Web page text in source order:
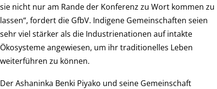
sie nicht nur am Rande der Konferenz zu Wort kommen zu
lassen“, fordert die GfbV. Indigene Gemeinschaften seien
sehr viel stärker als die Industrienationen auf intakte
Ökosysteme angewiesen, um ihr traditionelles Leben
weiterführen zu können.
Der Ashaninka Benki Piyako und seine Gemeinschaft